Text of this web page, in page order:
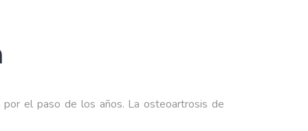
por el paso de los años. La osteoartrosis de